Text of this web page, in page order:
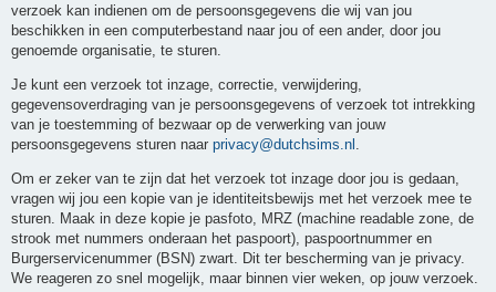
verzoek kan indienen om de persoonsgegevens die wij van jou
beschikken in een computerbestand naar jou of een ander, door jou
genoemde organisatie, te sturen.
Je kunt een verzoek tot inzage, correctie, verwijdering,
gegevensoverdraging van je persoonsgegevens of verzoek tot intrekking
van je toestemming of bezwaar op de verwerking van jouw
persoonsgegevens sturen naar privacy@dutchsims.nl .
Om er zeker van te zijn dat het verzoek tot inzage door jou is gedaan,
vragen wij jou een kopie van je identiteitsbewijs met het verzoek mee te
sturen. Maak in deze kopie je pasfoto, MRZ (machine readable zone, de
strook met nummers onderaan het paspoort), paspoortnummer en
Burgerservicenummer (BSN) zwart. Dit ter bescherming van je privacy.
We reageren zo snel mogelijk, maar binnen vier weken, op jouw verzoek.